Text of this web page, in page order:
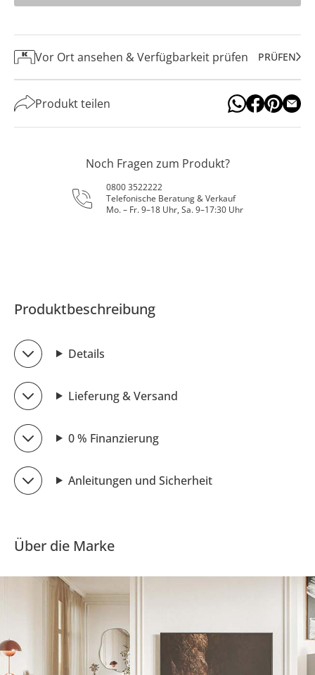
Vor Ort ansehen & Verfügbarkeit prüfen PRÜFEN
Produkt teilen
Noch Fragen zum Produkt?
0800 3522222
Telefonische Beratung & Verkauf
Mo. – Fr. 9–18 Uhr, Sa. 9–17:30 Uhr
Produktbeschreibung
Details
Lieferung & Versand
0 % Finanzierung
Anleitungen und Sicherheit
Über die Marke